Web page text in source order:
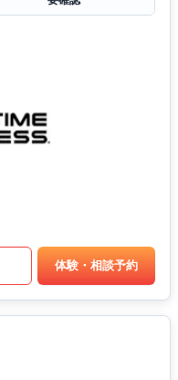
体験・相談予約